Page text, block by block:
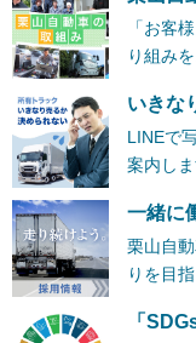
「お客
り組み
いきな
LINEで
案内しま
一緒に
栗山自
りを目
「